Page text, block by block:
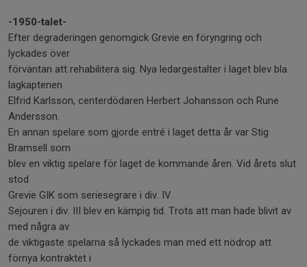
-1950-talet-
Efter degraderingen genomgick Grevie en föryngring och
lyckades över
förväntan att rehabilitera sig. Nya ledargestalter i laget blev bla.
lagkaptenen
Elfrid Karlsson, centerdödaren Herbert Johansson och Rune
Andersson.
En annan spelare som gjorde entré i laget detta år var Stig
Bramsell som
blev en viktig spelare för laget de kommande åren. Vid årets slut
stod
Grevie GIK som seriesegrare i div. IV.
Sejouren i div. III blev en kämpig tid. Trots att man hade blivit av
med några av
de viktigaste spelarna så lyckades man med ett nödrop att
förnya kontraktet i